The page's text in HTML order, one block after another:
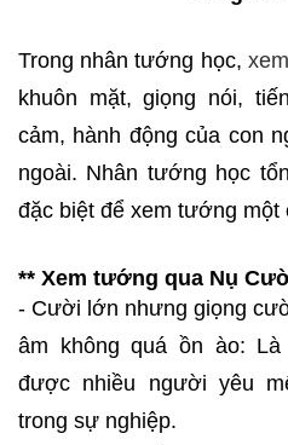
Trong nhân tướng học,
khuôn mặt, giọng nói,
cảm, hành động của con
ngoài. Nhân tướng học
đặc biệt để xem tướng một
** Xem tướng qua Nụ
- Cười lớn nhưng giọng
âm không quá ồn ào:
được nhiều người yêu
trong sự nghiệp.